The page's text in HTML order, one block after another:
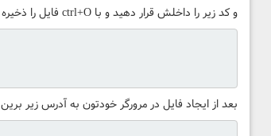
و کد زیر را داخلش قرار دهید و با ctrl+O فایل را ذخیره کنید و با ctrl+X از فایل خارج شوید
بعد از ایجاد فایل در مرورگر خودتون به آدرس زیر برین